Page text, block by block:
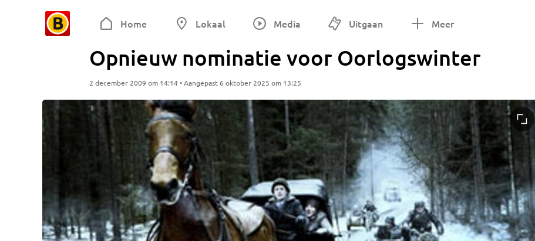
Home Lokaal Media Uitgaan Meer
Opnieuw nominatie voor Oorlogswinter
2 december 2009 om 14:14 • Aangepast 6 oktober 2025 om 13:25